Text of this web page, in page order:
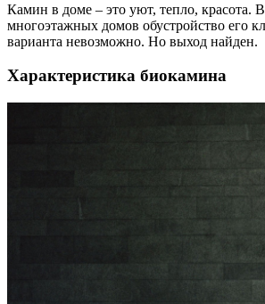
Камин в доме – это уют, тепло, красота.
многоэтажных домов обустройство его
варианта невозможно. Но выход найден.
Характеристика биокамина